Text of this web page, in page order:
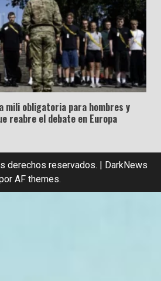
mili obligatoria para hombres y
reabre el debate en Europa
derechos reservados. | DarkNews
AF themes.